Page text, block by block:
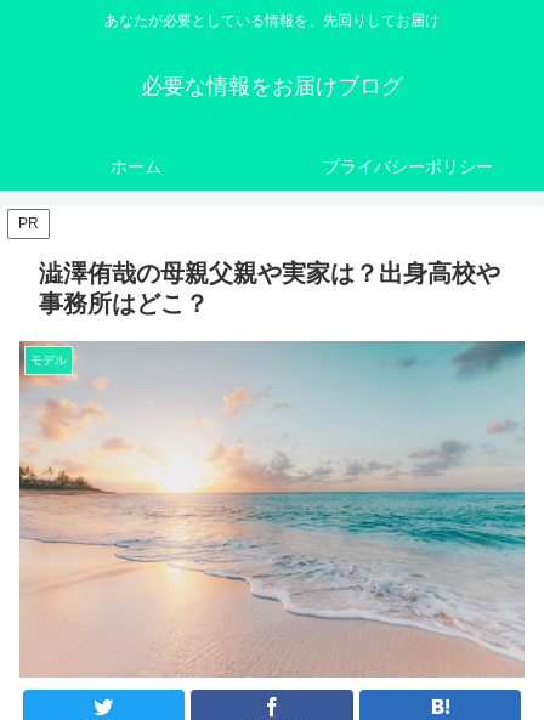
あなたが必要としている情報を、先回りしてお届け
必要な情報をお届けブログ
ホーム プライバシーポリシー
PR
澁澤侑哉の母親父親や実家は？出身高校や
事務所はどこ？
モデル